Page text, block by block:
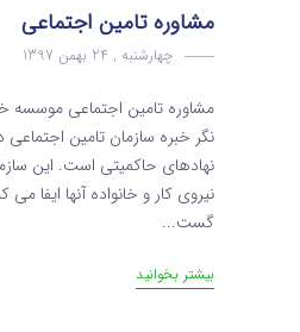
مشاوره تامین اجتماعی
چهارشنبه , 24 بهمن 1397
مشاوره تامین اجتماعی موسسه
نگر خبره سازمان تامین اجتماعی
نهادهای حاکمیتی است. این
نیروی کار و خانواده آنها ایفا
گست...
بیشتر بخوانید